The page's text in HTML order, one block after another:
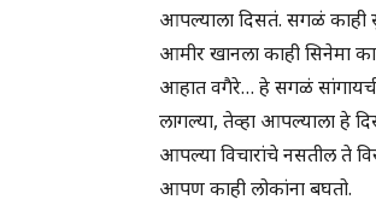
आपल्याला दिसतं. सगळं काही
आमीर खानला काही सिनेमा
आहात वगैरे… हे सगळं सांगायची
लागल्या, तेव्हा आपल्याला हे
आपल्या विचारांचे नसतील ते
आपण काही लोकांना बघतो.